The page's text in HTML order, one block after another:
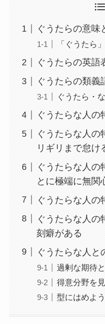
ぐうたらの意味
「ぐうたら
ぐうたらの英語
ぐうたらの類義
ぐうたら・
ぐうたらな人の
ぐうたらな人の
リギリまで怠け
ぐうたらな人の
とに極端に無関
ぐうたらな人の
ぐうたらな人の
刻癖がある
ぐうたらな人と
過剰な期待
得意分野を
型にはめよ